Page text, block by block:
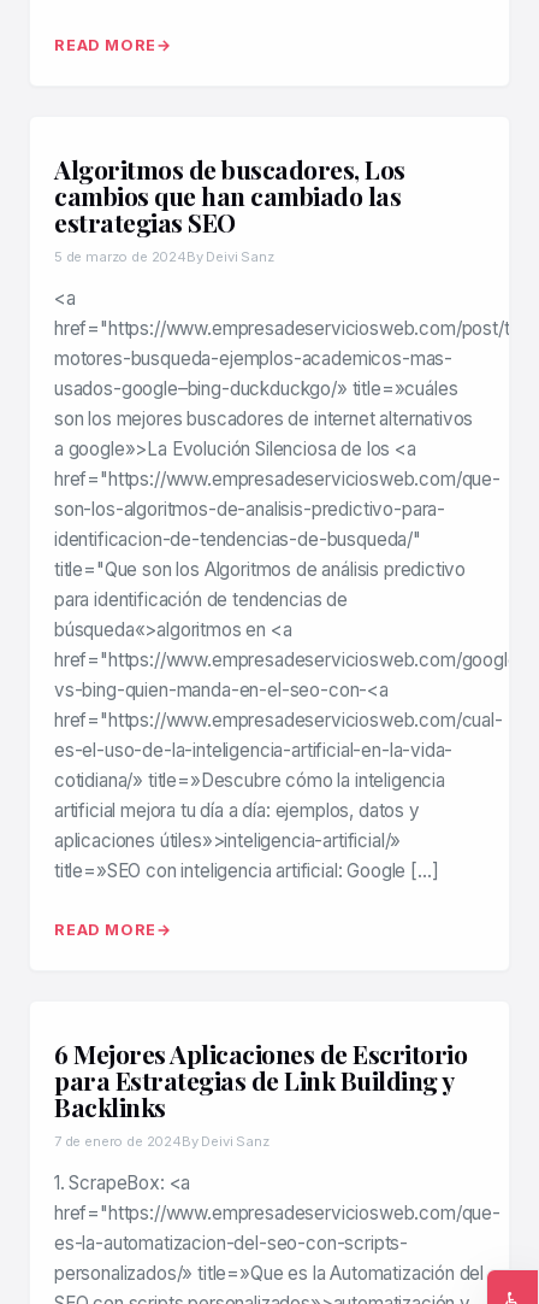
READ MORE
Algoritmos de buscadores, Los
cambios que han cambiado las
estrategias SEO
5 de marzo de 2024By Deivi Sanz
<a
href="https://www.empresadeserviciosweb.com/post/top-
motores-busqueda-ejemplos-academicos-mas-
usados-google–bing-duckduckgo/» title=»cuáles
son los mejores buscadores de internet alternativos
a google»>La Evolución Silenciosa de los <a
href="https://www.empresadeserviciosweb.com/que-
son-los-algoritmos-de-analisis-predictivo-para-
identificacion-de-tendencias-de-busqueda/"
title="Que son los Algoritmos de análisis predictivo
para identificación de tendencias de
búsqueda«>algoritmos en <a
href="https://www.empresadeserviciosweb.com/google-
vs-bing-quien-manda-en-el-seo-con-<a
href="https://www.empresadeserviciosweb.com/cual-
es-el-uso-de-la-inteligencia-artificial-en-la-vida-
cotidiana/» title=»Descubre cómo la inteligencia
artificial mejora tu día a día: ejemplos, datos y
aplicaciones útiles»>inteligencia-artificial/»
title=»SEO con inteligencia artificial: Google […]
READ MORE
6 Mejores Aplicaciones de Escritorio
para Estrategias de Link Building y
Backlinks
7 de enero de 2024By Deivi Sanz
1. ScrapeBox: <a
href="https://www.empresadeserviciosweb.com/que-
es-la-automatizacion-del-seo-con-scripts-
personalizados/» title=»Que es la Automatización del